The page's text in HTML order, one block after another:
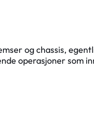
og chassis,
operasjoner som